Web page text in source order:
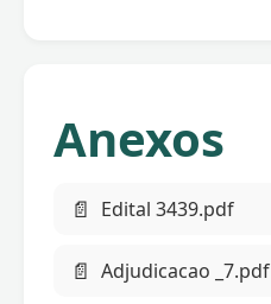
Anexos
📄 Edital 3439.pdf
📄 Adjudicacao _7.pdf